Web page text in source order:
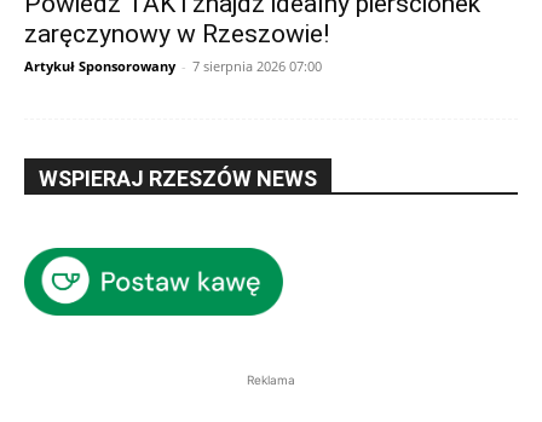
zaręczynowy w Rzeszowie!
Artykuł Sponsorowany - 7 sierpnia 2026 07:00
WSPIERAJ RZESZÓW NEWS
Reklama